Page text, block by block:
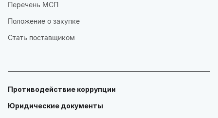
Перечень МСП
Положение о закупке
Стать поставщиком
Противодействие коррупции
Юридические документы